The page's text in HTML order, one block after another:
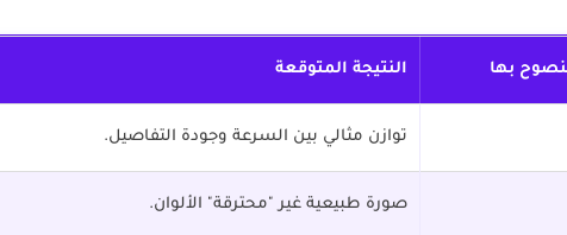
بها النتيجة المتوقعة
توازن مثالي بين السرعة وجودة التفاصيل.
صورة طبيعية غير "محترقة" الألوان.